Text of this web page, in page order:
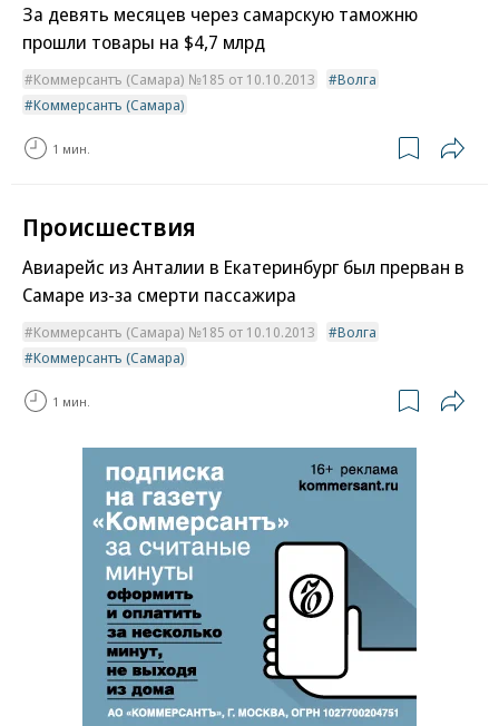
За девять месяцев через самарскую таможню
прошли товары на $4,7 млрд
Коммерсантъ (Самара) №185 от 10.10.2013
Волга
Коммерсантъ (Самара)
1 мин.
Происшествия
Авиарейс из Анталии в Екатеринбург был прерван в
Самаре из-за смерти пассажира
Коммерсантъ (Самара) №185 от 10.10.2013
Волга
Коммерсантъ (Самара)
1 мин.